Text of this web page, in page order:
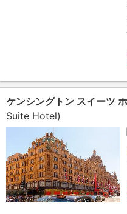
ケンシングトン スイーツ
Suite Hotel)